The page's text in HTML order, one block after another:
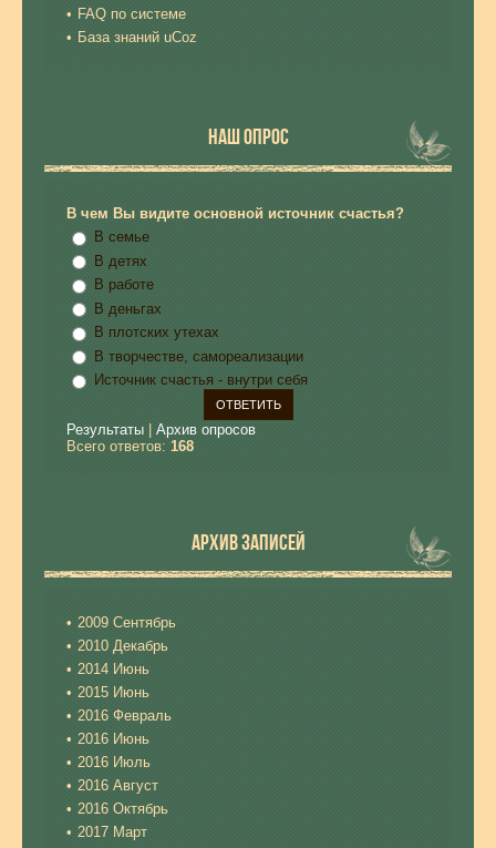
FAQ по системе
База знаний uCoz
НАШ ОПРОС
В чем Вы видите основной источник счастья?
В семье
В детях
В работе
В деньгах
В плотских утехах
В творчестве, самореализации
Источник счастья - внутри себя
Результаты
Архив опросов
Всего ответов: 168
АРХИВ ЗАПИСЕЙ
2009 Сентябрь
2010 Декабрь
2014 Июнь
2015 Июнь
2016 Февраль
2016 Июнь
2016 Июль
2016 Август
2016 Октябрь
2017 Март